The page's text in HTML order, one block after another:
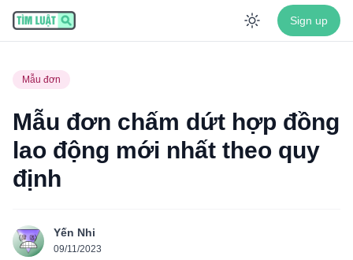
Enable
Sign up
Mẫu đơn
Mẫu đơn chấm dứt hợp đồng
lao động mới nhất theo quy
định
Yến Nhi
09/11/2023